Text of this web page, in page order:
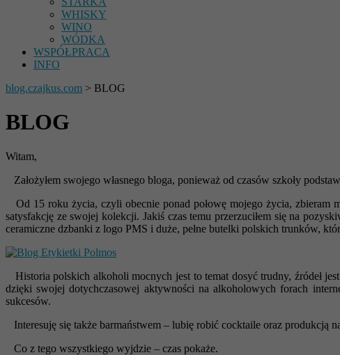
WHISKY
WINO
WÓDKA
WSPÓŁPRACA
INFO
blog.czajkus.com > BLOG
BLOG
Witam,
Założyłem swojego własnego bloga, ponieważ od czasów szkoły
Od 15 roku życia, czyli obecnie ponad połowę mojego życia, zbieram
satysfakcję ze swojej kolekcji. Jakiś czas temu przerzuciłem się na
ceramiczne dzbanki z logo PMS i duże, pełne butelki polskich trunków,
Historia polskich alkoholi mocnych jest to temat dosyć trudny, źródeł
dzięki swojej dotychczasowej aktywności na alkoholowych forach
sukcesów.
Interesuję się także barmaństwem – lubię robić cocktaile oraz produkcją
Co z tego wszystkiego wyjdzie – czas pokaże.